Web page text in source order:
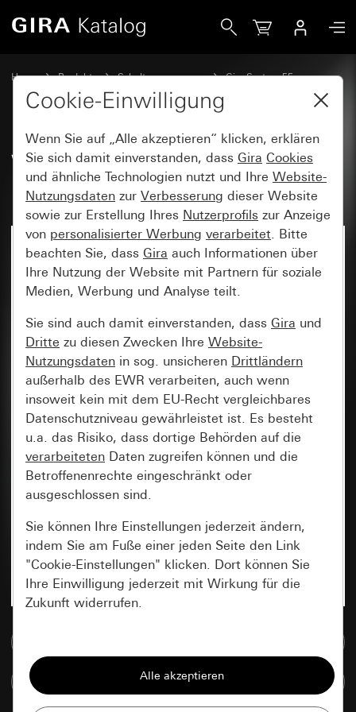
Home Produkte Schalterprogramme
Gira System 55
Wippensets für Bussysteme
Wippenset 4fach (1+3) mit
Beschriftungsfeld System 55
Artikel vergleichen
Cookie-Einwilligung
Wenn Sie auf „Alle akzeptieren“ klicken, erklären
Sie sich damit einverstanden, dass Gira Cookies
und ähnliche Technologien nutzt und Ihre Website-
Nutzungsdaten zur Verbesserung dieser Website
sowie zur Erstellung Ihres Nutzerprofils zur Anzeige
von personalisierter Werbung verarbeitet. Bitte
beachten Sie, dass Gira auch Informationen über
Ihre Nutzung der Website mit Partnern für soziale
Medien, Werbung und Analyse teilt.
Sie sind auch damit einverstanden, dass Gira und
Dritte zu diesen Zwecken Ihre Website-
Nutzungsdaten in sog. unsicheren Drittländern
außerhalb des EWR verarbeiten, auch wenn
insoweit kein mit dem EU-Recht vergleichbares
Datenschutzniveau gewährleistet ist. Es besteht
u.a. das Risiko, dass dortige Behörden auf die
verarbeiteten Daten zugreifen können und die
Betroffenenrechte eingeschränkt oder
ausgeschlossen sind.
Sie können Ihre Einstellungen jederzeit ändern,
indem Sie am Fuße einer jeden Seite den Link
"Cookie-Einstellungen" klicken. Dort können Sie
Ihre Einwilligung jederzeit mit Wirkung für die
Zukunft widerrufen.
Alle Cookies, die wir benötigen um Ihnen die
Seite anzeigen zu können.